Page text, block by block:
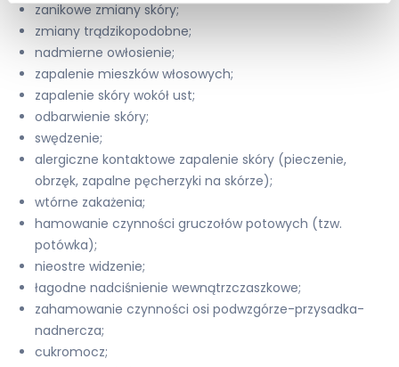
zanikowe zmiany skóry;
zmiany trądzikopodobne;
nadmierne owłosienie;
zapalenie mieszków włosowych;
zapalenie skóry wokół ust;
odbarwienie skóry;
swędzenie;
alergiczne kontaktowe zapalenie skóry (pieczenie,
obrzęk, zapalne pęcherzyki na skórze);
wtórne zakażenia;
hamowanie czynności gruczołów potowych (tzw.
potówka);
nieostre widzenie;
łagodne nadciśnienie wewnątrzczaszkowe;
zahamowanie czynności osi podwzgórze-przysadka-
nadnercza;
cukromocz;